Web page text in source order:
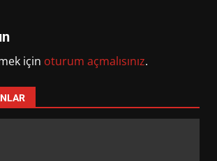
için oturum açmalısınız.